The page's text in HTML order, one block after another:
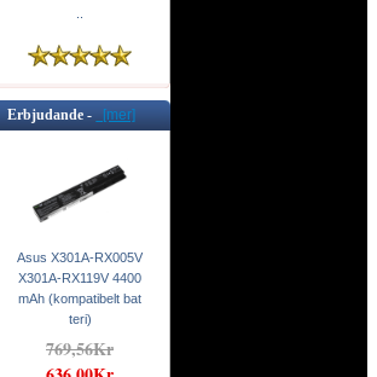
Erbjudande - [mer]
Asus X301A-RX005V
X301A-RX119V 4400
mAh (kompatibelt bat
teri)
769,56Kr